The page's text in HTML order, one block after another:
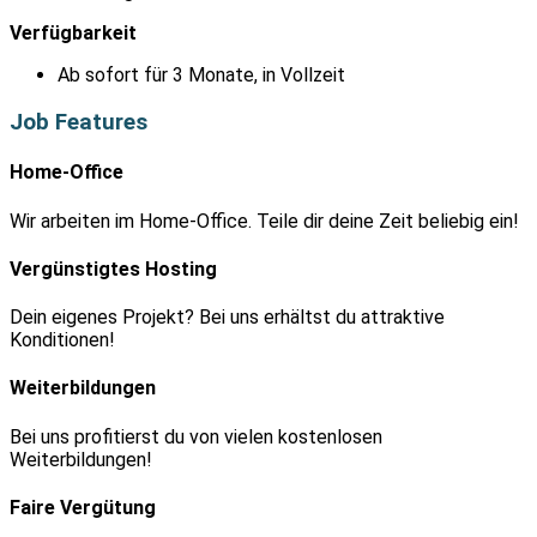
Verfügbarkeit
Ab sofort für 3 Monate, in Vollzeit
Job Features
Home-Office
Wir arbeiten im Home-Office. Teile dir deine Zeit beliebig ein!
Vergünstigtes Hosting
Dein eigenes Projekt? Bei uns erhältst du attraktive
Konditionen!
Weiterbildungen
Bei uns profitierst du von vielen kostenlosen
Weiterbildungen!
Faire Vergütung